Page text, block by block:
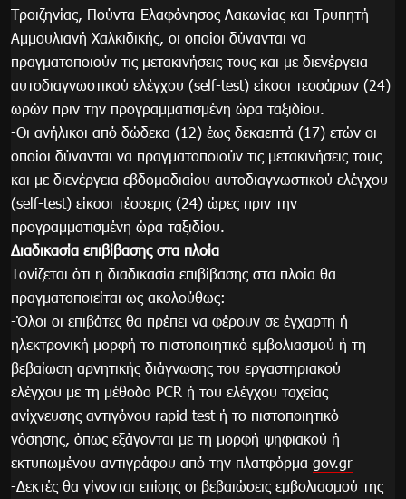
Τροιζηνίας, Πούντα-Ελαφόνησος Λακωνίας και Τρυπητή-
Αμμουλιανή Χαλκιδικής, οι οποίοι δύνανται να
πραγματοποιούν τις μετακινήσεις τους και με διενέργεια
αυτοδιαγνωστικού ελέγχου (self-test) είκοσι τεσσάρων (24)
ωρών πριν την προγραμματισμένη ώρα ταξιδίου.
-Οι ανήλικοι από δώδεκα (12) έως δεκαεπτά (17) ετών οι
οποίοι δύνανται να πραγματοποιούν τις μετακινήσεις τους
και με διενέργεια εβδομαδιαίου αυτοδιαγνωστικού ελέγχου
(self-test) είκοσι τέσσερις (24) ώρες πριν την
προγραμματισμένη ώρα ταξιδίου.
Διαδικασία επιβίβασης στα πλοία
Τονίζεται ότι η διαδικασία επιβίβασης στα πλοία θα
πραγματοποιείται ως ακολούθως:
-Όλοι οι επιβάτες θα πρέπει να φέρουν σε έγχαρτη ή
ηλεκτρονική μορφή το πιστοποιητικό εμβολιασμού ή τη
βεβαίωση αρνητικής διάγνωσης του εργαστηριακού
ελέγχου με τη μέθοδο PCR ή του ελέγχου ταχείας
ανίχνευσης αντιγόνου rapid test ή το πιστοποιητικό
νόσησης, όπως εξάγονται με τη μορφή ψηφιακού ή
εκτυπωμένου αντιγράφου από την πλατφόρμα gov.gr
-Δεκτές θα γίνονται επίσης οι βεβαιώσεις εμβολιασμού της